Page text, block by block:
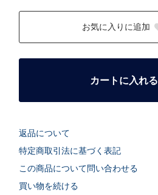
お気に入りに追加
カートに入れる
返品について
特定商取引法に基づく表記
この商品について問い合わせる
買い物を続ける